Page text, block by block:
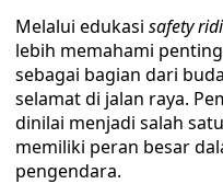
Melalui edukasi safety
lebih memahami
sebagai bagian dari
selamat di jalan raya.
dinilai menjadi salah
memiliki peran besar
pengendara.